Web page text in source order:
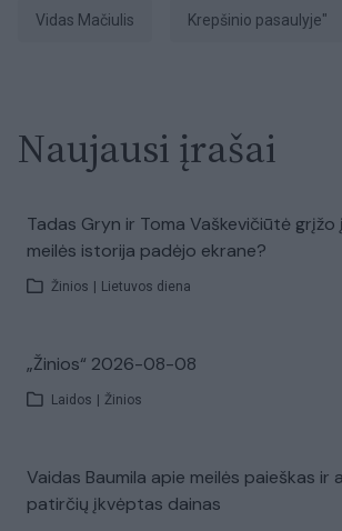
Vidas Mačiulis Krepšinio pasaulyje"
Naujausi įrašai
Tadas Gryn ir Toma Vaškevičiūtė
meilės istorija padėjo ekrane?
Žinios Lietuvos diena
„Žinios“ 2026-08-08
Laidos Žinios
Vaidas Baumila apie meilės paieškas ir
patirčių įkvėptas dainas